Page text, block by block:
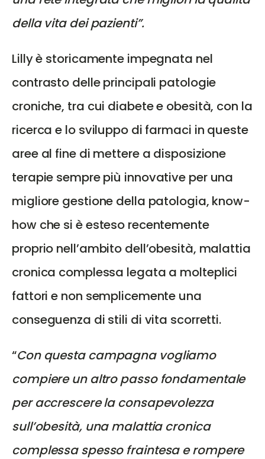
della vita dei pazienti”.
Lilly è storicamente impegnata nel
contrasto delle principali patologie
croniche, tra cui diabete e obesità, con la
ricerca e lo sviluppo di farmaci in queste
aree al fine di mettere a disposizione
terapie sempre più innovative per una
migliore gestione della patologia, know-
how che si è esteso recentemente
proprio nell’ambito dell’obesità, malattia
cronica complessa legata a molteplici
fattori e non semplicemente una
conseguenza di stili di vita scorretti.
“Con questa campagna vogliamo
compiere un altro passo fondamentale
per accrescere la consapevolezza
sull’obesità, una malattia cronica
complessa spesso fraintesa e rompere